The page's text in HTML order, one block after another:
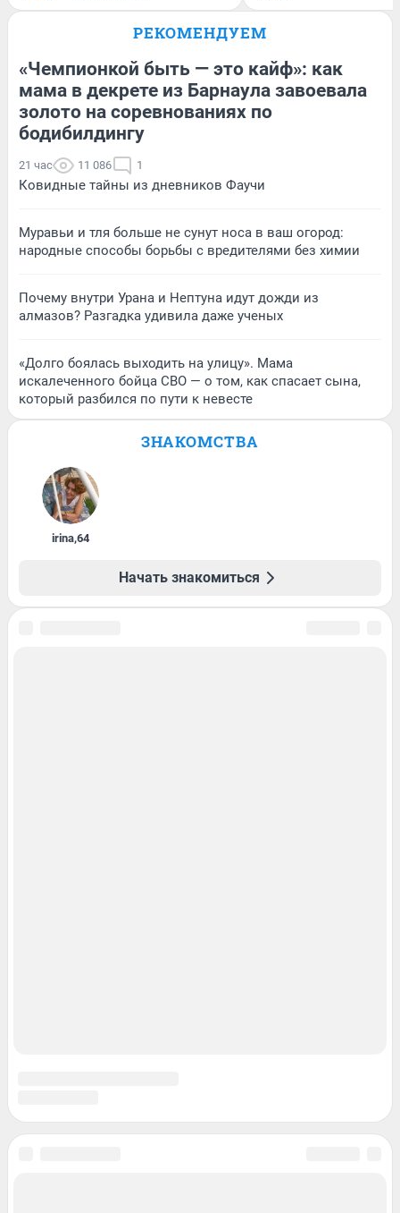
РЕКОМЕНДУЕМ
«Чемпионкой быть — это кайф»: как
мама в декрете из Барнаула завоевала
золото на соревнованиях по
бодибилдингу
21 час 11 086 1
Ковидные тайны из дневников Фаучи
Муравьи и тля больше не сунут носа в ваш огород:
народные способы борьбы с вредителями без химии
Почему внутри Урана и Нептуна идут дожди из
алмазов? Разгадка удивила даже ученых
«Долго боялась выходить на улицу». Мама
искалеченного бойца СВО — о том, как спасает сына,
который разбился по пути к невесте
ЗНАКОМСТВА
irina,64
Начать знакомиться